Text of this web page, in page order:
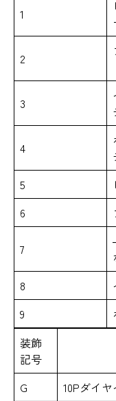
1
2
3
4
5
6
7
8
9
装飾
記号
G
10Pダイ